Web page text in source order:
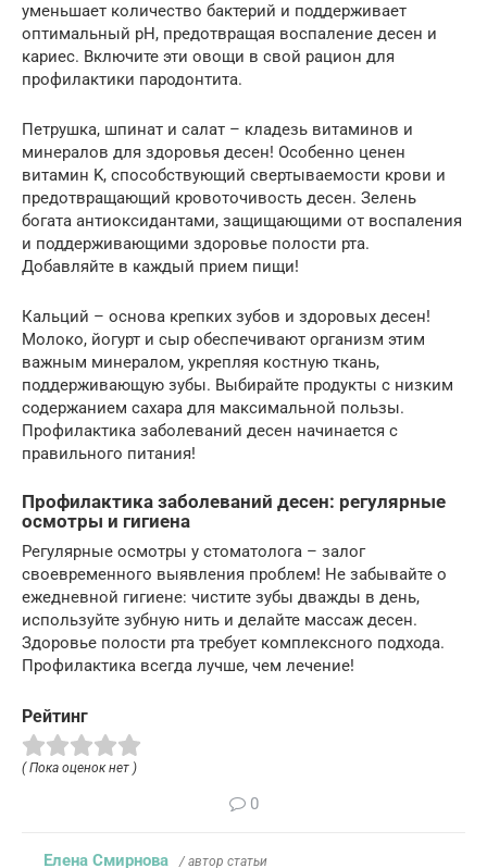
уменьшает количество бактерий и поддерживает
оптимальный pH, предотвращая воспаление десен и
кариес. Включите эти овощи в свой рацион для
профилактики пародонтита.
Петрушка, шпинат и салат – кладезь витаминов и
минералов для здоровья десен! Особенно ценен
витамин K, способствующий свертываемости крови и
предотвращающий кровоточивость десен. Зелень
богата антиоксидантами, защищающими от воспаления
и поддерживающими здоровье полости рта.
Добавляйте в каждый прием пищи!
Кальций – основа крепких зубов и здоровых десен!
Молоко, йогурт и сыр обеспечивают организм этим
важным минералом, укрепляя костную ткань,
поддерживающую зубы. Выбирайте продукты с низким
содержанием сахара для максимальной пользы.
Профилактика заболеваний десен начинается с
правильного питания!
Профилактика заболеваний десен: регулярные
осмотры и гигиена
Регулярные осмотры у стоматолога – залог
своевременного выявления проблем! Не забывайте о
ежедневной гигиене: чистите зубы дважды в день,
используйте зубную нить и делайте массаж десен.
Здоровье полости рта требует комплексного подхода.
Профилактика всегда лучше, чем лечение!
Рейтинг
( Пока оценок нет )
0
Елена Смирнова / автор статьи